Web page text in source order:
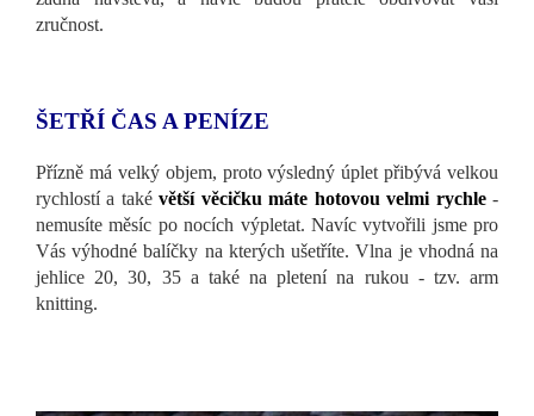
zručnost.
ŠETŘÍ ČAS A PENÍZE
Přízně má velký objem, proto výsledný úplet přibývá velkou
rychlostí a takévětší věcičku máte hotovou velmi rychle-
nemusíte měsíc po nocích výpletat. Navíc vytvořili jsme pro
Vás výhodné balíčky na kterých ušetříte. Vlna je vhodná na
jehlice 20, 30, 35 a také na pletení na rukou - tzv. arm
knitting.